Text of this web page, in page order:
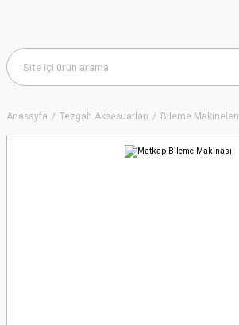
Anasayfa Tezgah Aksesuarları Bileme Makineleri